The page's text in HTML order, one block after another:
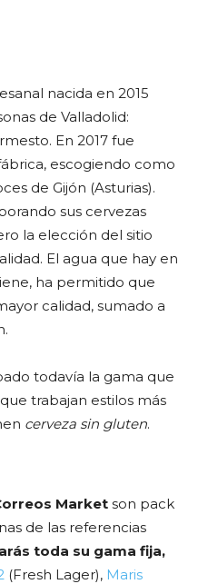
nacida en 2015
de Valladolid:
En 2017 fue
escogiendo como
de Gijón (Asturias).
sus cervezas
la elección del sitio
El agua que hay en
ha permitido que
calidad, sumado a
todavía la gama que
trabajan estilos más
cerveza sin gluten.
Market son pack
de las referencias
toda su gama fija,
(Fresh Lager), Maris